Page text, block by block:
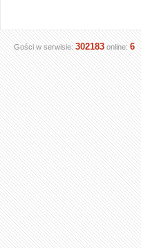
Gości w serwisie: 302183 online: 6